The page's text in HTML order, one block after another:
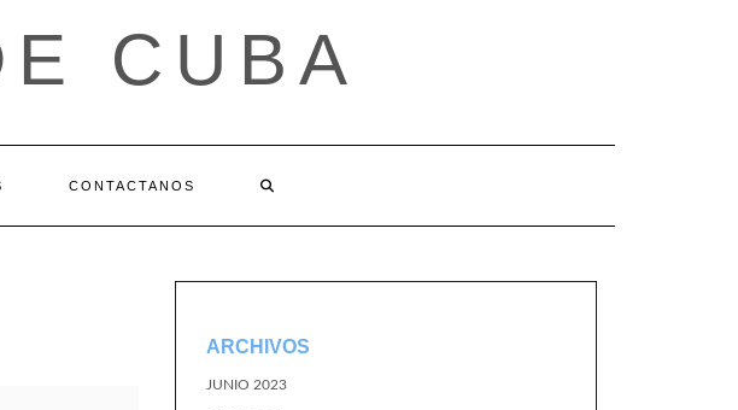
CUBA
CONTACTANOS
ARCHIVOS
JUNIO 2023